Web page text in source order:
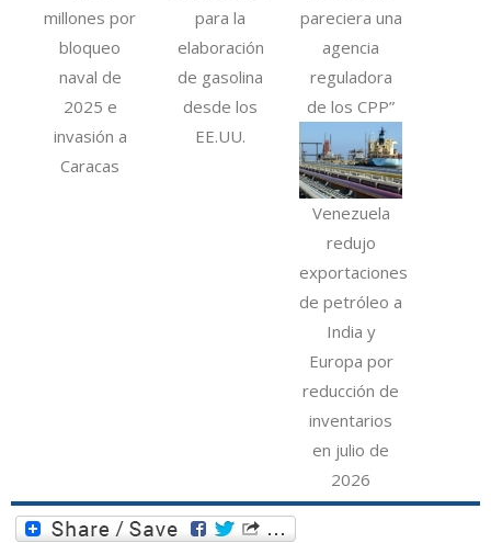
millones por
bloqueo
naval de
2025 e
invasión a
Caracas
para la
elaboración
de gasolina
desde los
EE.UU.
pareciera una
agencia
reguladora
de los CPP”
Venezuela
redujo
exportaciones
de petróleo a
India y
Europa por
reducción de
inventarios
en julio de
2026